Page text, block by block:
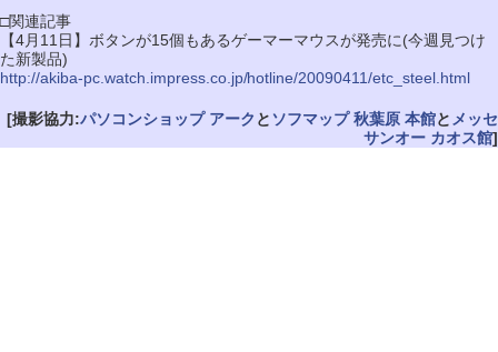
□関連記事
【4月11日】ボタンが15個もあるゲーマーマウスが発売に(今週見つけ
た新製品)
http://akiba-pc.watch.impress.co.jp/hotline/20090411/etc_steel.html
[撮影協力:パソコンショップ アーク と ソフマップ 秋葉原 本館と メッセ
サンオー カオス館]